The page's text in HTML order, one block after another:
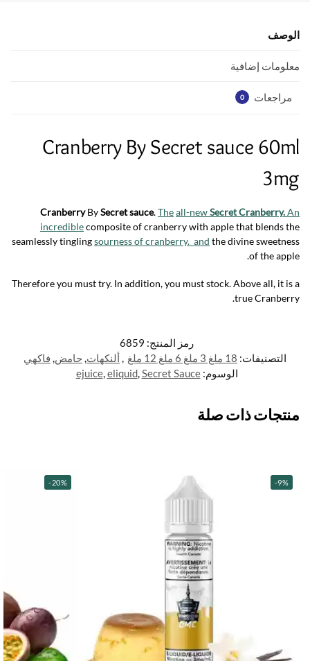
o
k
الوصف
معلومات إضافية
مراجعات 0
Cranberry By Secret sauce 60ml
3mg
CranberryBySecret sauce.Theall-newSecret Cranberry.An
incrediblecomposite of cranberry with apple that blends the
seamlessly tinglingsourness of cranberry. and the divine sweetness
of the apple.
Therefore you must try. In addition, you must stock. Above all, it is a
true Cranberry.
رمز المنتج: 6859
التصنيفات: 18 ملغ 3 ملغ 6 ملغ 12 ملغ , ألنكهات, حامض, فاكهي
الوسوم:
ejuice,eliquid,Secret Sauce
منتجات ذات صلة
-9%
-20%